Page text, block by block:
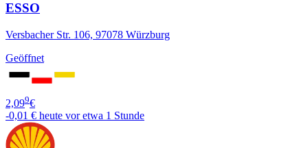
ESSO
Versbacher Str. 106, 97078 Würzburg
Geöffnet
2,099€
-0,01 € heute vor etwa 1 Stunde